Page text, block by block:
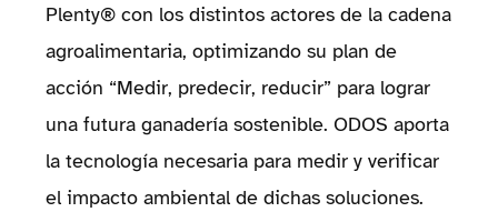
Plenty® con los distintos actores de la cadena
agroalimentaria, optimizando su plan de
acción “Medir, predecir, reducir” para lograr
una futura ganadería sostenible. ODOS aporta
la tecnología necesaria para medir y verificar
el impacto ambiental de dichas soluciones.